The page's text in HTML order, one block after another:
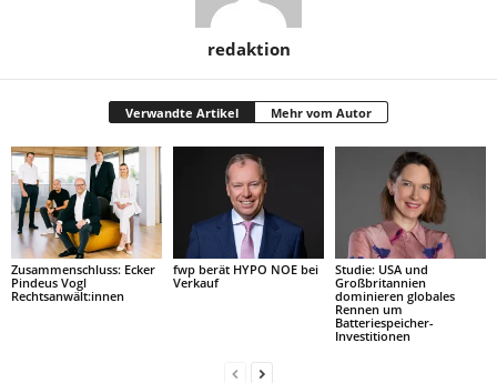
redaktion
Verwandte Artikel Mehr vom Autor
Zusammenschluss: Ecker
Pindeus Vogl
Rechtsanwält:innen
fwp berät HYPO NOE bei
Verkauf
Studie: USA und
Großbritannien
dominieren globales
Rennen um
Batteriespeicher-
Investitionen